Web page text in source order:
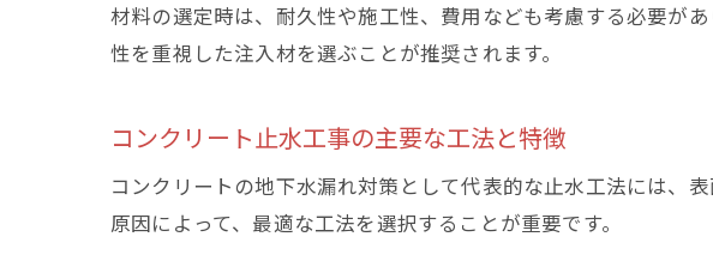
材料の選定時は、耐久性や施工性、費用なども考慮する必要が
性を重視した注入材を選ぶことが推奨されます。
コンクリート止水工事の主要な工法と特徴
コンクリートの地下水漏れ対策として代表的な止水工法には、
原因によって、最適な工法を選択することが重要です。